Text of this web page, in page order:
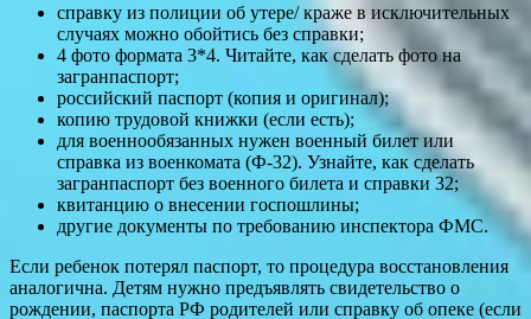
справку из полиции об утере/ краже в исключительных
случаях можно обойтись без справки;
4 фото формата 3*4. Читайте, как сделать фото на
загранпаспорт;
российский паспорт (копия и оригинал);
копию трудовой книжки (если есть);
для военнообязанных нужен военный билет или
справка из военкомата (Ф-32). Узнайте, как сделать
загранпаспорт без военного билета и справки 32;
квитанцию о внесении госпошлины;
другие документы по требованию инспектора ФМС.
Если ребенок потерял паспорт, то процедура восстановления
аналогична. Детям нужно предъявлять свидетельство о
рождении, паспорта РФ родителей или справку об опеке (если